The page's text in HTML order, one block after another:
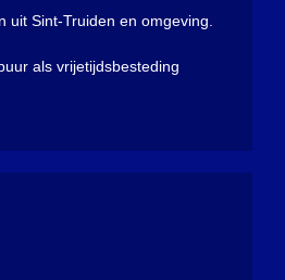
uit Sint-Truiden en omgeving.
als vrijetijdsbesteding